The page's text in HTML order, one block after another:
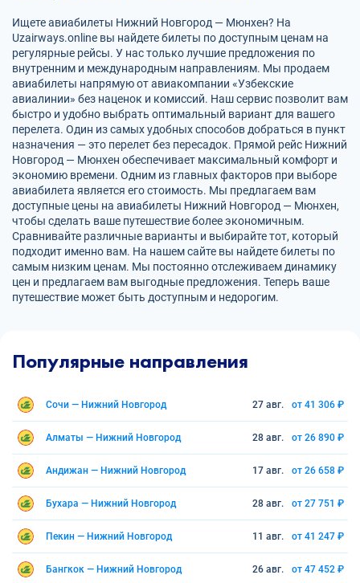
Ищете авиабилеты Нижний Новгород — Мюнхен? На
Uzairways.online вы найдете билеты по доступным ценам на
регулярные рейсы. У нас только лучшие предложения по
внутренним и международным направлениям. Мы продаем
авиабилеты напрямую от авиакомпании «Узбекские
авиалинии» без наценок и комиссий. Наш сервис позволит вам
быстро и удобно выбрать оптимальный вариант для вашего
перелета. Один из самых удобных способов добраться в пункт
назначения — это перелет без пересадок. Прямой рейс Нижний
Новгород — Мюнхен обеспечивает максимальный комфорт и
экономию времени. Одним из главных факторов при выборе
авиабилета является его стоимость. Мы предлагаем вам
доступные цены на авиабилеты Нижний Новгород — Мюнхен,
чтобы сделать ваше путешествие более экономичным.
Сравнивайте различные варианты и выбирайте тот, который
подходит именно вам. На нашем сайте вы найдете билеты по
самым низким ценам. Мы постоянно отслеживаем динамику
цен и предлагаем вам выгодные предложения. Теперь ваше
путешествие может быть доступным и недорогим.
Популярные направления
Сочи — Нижний Новгород 27 авг. от 41 306 ₽
Алматы — Нижний Новгород 28 авг. от 26 890 ₽
Андижан — Нижний Новгород 17 авг. от 26 658 ₽
Бухара — Нижний Новгород 28 авг. от 27 751 ₽
Пекин — Нижний Новгород 11 авг. от 41 247 ₽
Бангкок — Нижний Новгород 26 авг. от 47 452 ₽